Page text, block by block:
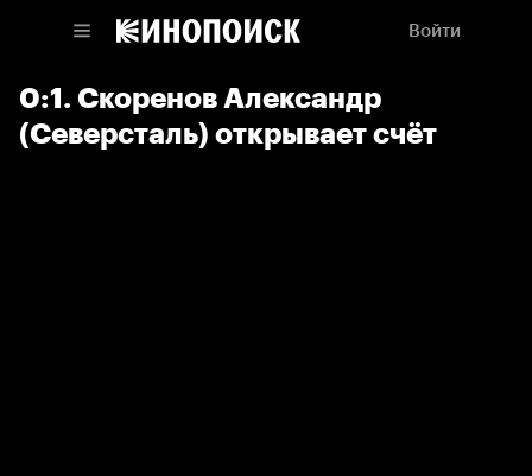
Войти
0:1. Скоренов Александр
(Северсталь) открывает счёт